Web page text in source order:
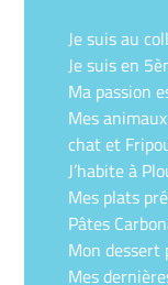
Je suis au
Je suis en
Ma passion
Mes
chat et
J’habite à
Mes plats
Pâtes
Mon dessert
Mes